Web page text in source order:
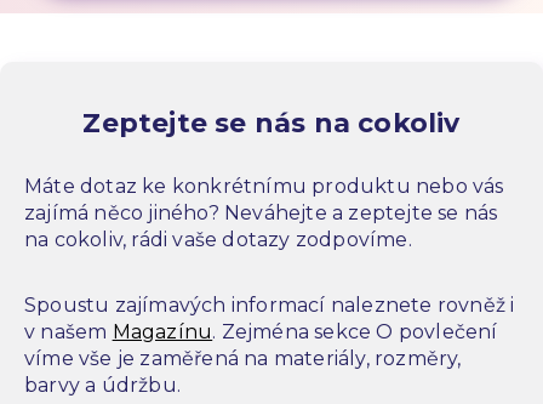
Zeptejte se nás na cokoliv
Máte dotaz ke konkrétnímu produktu nebo vás
zajímá něco jiného? Neváhejte a zeptejte se nás
na cokoliv, rádi vaše dotazy zodpovíme.
Spoustu zajímavých informací naleznete rovněž i
v našem Magazínu. Zejména sekce O povlečení
víme vše je zaměřená na materiály, rozměry,
barvy a údržbu.